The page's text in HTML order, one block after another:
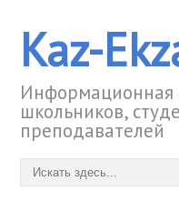
Kaz-
школьников,
преподавателей